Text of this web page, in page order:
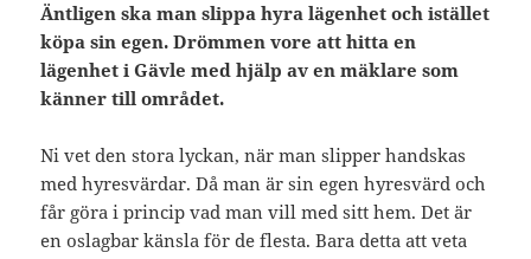
Äntligen ska man slippa hyra lägenhet och istället
köpa sin egen. Drömmen vore att hitta en
lägenhet i Gävle med hjälp av en mäklare som
känner till området.
Ni vet den stora lyckan, när man slipper handskas
med hyresvärdar. Då man är sin egen hyresvärd och
får göra i princip vad man vill med sitt hem. Det är
en oslagbar känsla för de flesta. Bara detta att veta